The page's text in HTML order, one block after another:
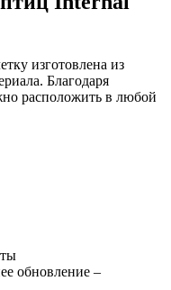
изготовлена из
Благодаря
расположить в любой
обновление –